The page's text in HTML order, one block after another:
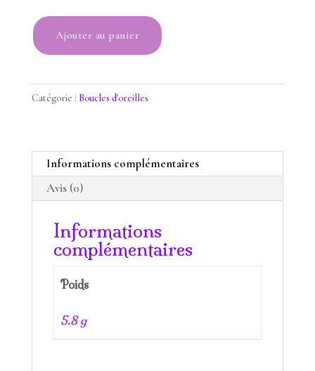
quantité
de
d'oreilles
bohème
soleil
Ajouter au panier
Catégorie : Boucles d'oreilles
Informations complémentaires
Avis (0)
Informations
complémentaires
Poids
5.8 g